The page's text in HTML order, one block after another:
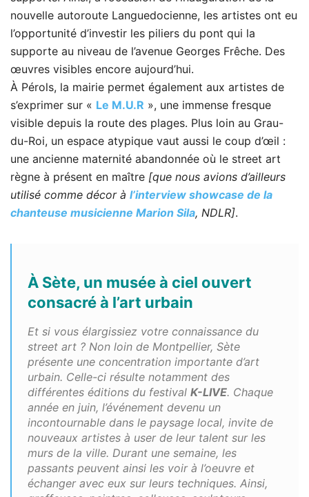
nouvelle autoroute Languedocienne, les artistes ont eu
l’opportunité d’investir les piliers du pont qui la
supporte au niveau de l’avenue Georges Frêche. Des
œuvres visibles encore aujourd’hui.
À Pérols, la mairie permet également aux artistes de
s’exprimer sur « Le M.U.R », une immense fresque
visible depuis la route des plages. Plus loin au Grau-
du-Roi, un espace atypique vaut aussi le coup d’œil :
une ancienne maternité abandonnée où le street art
règne à présent en maître [que nous avions d’ailleurs
utilisé comme décor à l’interview showcase de la
chanteuse musicienne Marion Sila, NDLR].
À Sète, un musée à ciel ouvert
consacré à l’art urbain
Et si vous élargissiez votre connaissance du
street art ? Non loin de Montpellier, Sète
présente une concentration importante d’art
urbain. Celle-ci résulte notamment des
différentes éditions du festival K-LIVE. Chaque
année en juin, l’événement devenu un
incontournable dans le paysage local, invite de
nouveaux artistes à user de leur talent sur les
murs de la ville. Durant une semaine, les
passants peuvent ainsi les voir à l’oeuvre et
échanger avec eux sur leurs techniques. Ainsi,